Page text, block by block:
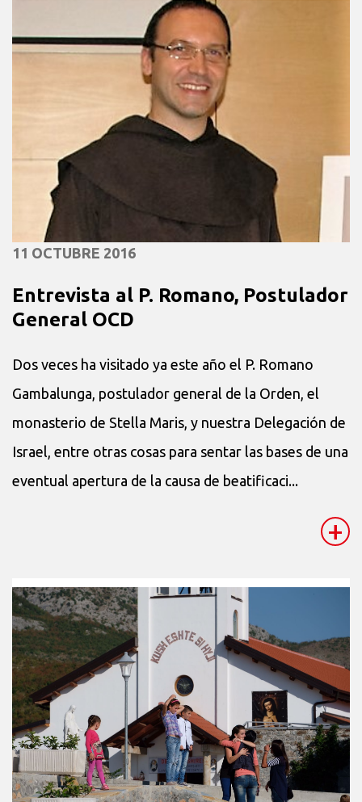
11 OCTUBRE 2016
Entrevista al P. Romano, Postulador
General OCD
Dos veces ha visitado ya este año el P. Romano
Gambalunga, postulador general de la Orden, el
monasterio de Stella Maris, y nuestra Delegación de
Israel, entre otras cosas para sentar las bases de una
eventual apertura de la causa de beatificaci...
+